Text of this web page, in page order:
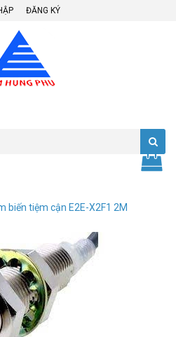
ĐĂNG KÝ
biến tiệm cận E2E-X2F1 2M